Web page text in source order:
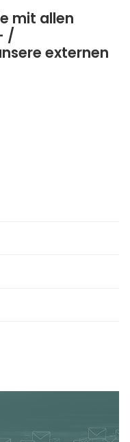
mit allen
/
externen